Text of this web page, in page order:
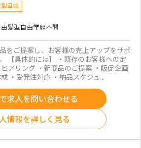
自由
髪型自由学歴不問
をご提案し、お客様の売上アップをサポ
【具体的には】 ・既存のお客様への定
アリング ・新商品のご提案 ・販促企画
・受発注対応 ・納品スケジュ...
求人を問い合わせる
情報を詳しく見る